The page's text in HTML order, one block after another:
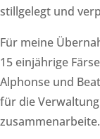
stillgelegt und
Für meine
15 einjährige
Alphonse und
für die
zusammenarbeite.